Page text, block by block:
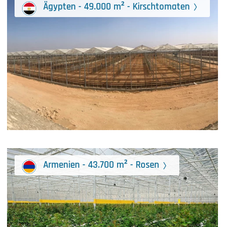
Ägypten - 49.000 m² - Kirschtomaten
Armenien - 43.700 m² - Rosen